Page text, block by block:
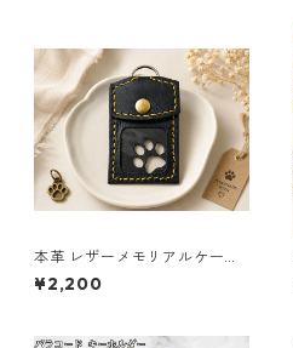
本革 レザーメモリアルケース
黒 クリア窓 肉球 ペット遺毛ケ
ース ハンドメイド
¥2,200